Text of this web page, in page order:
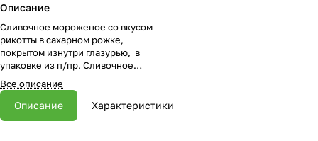
Описание
Сливочное мороженое со вкусом
рикотты в сахарном рожке,
покрытом изнутри глазурью, в
упаковке из п/пр. Сливочное
сыра «рикотта» в хрустящем
рожке - беспроигрышный вариант
Все описание
Описание Характеристики